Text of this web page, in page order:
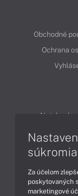
Obchodné
Ochrana
Notebooky
súkromia
Za účelom
poskytovaných
marketingové